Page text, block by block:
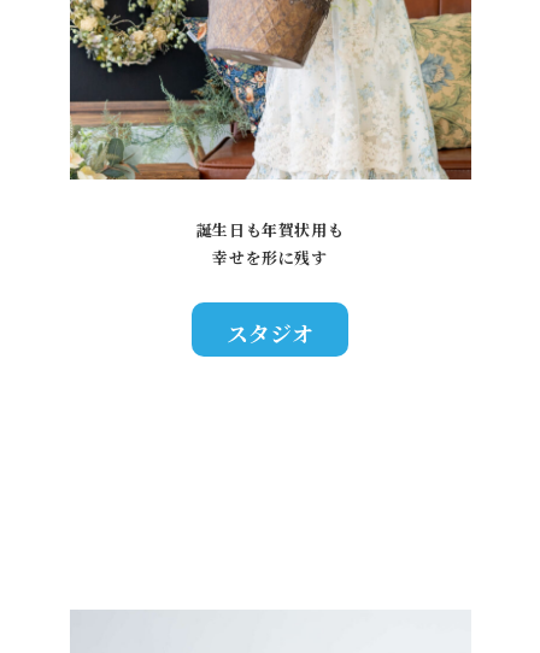
誕生日も年賀状用も
幸せを形に残す
スタジオ